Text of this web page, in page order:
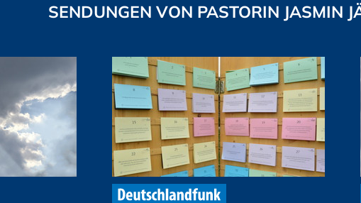
SENDUNGEN VON PASTORIN JASMIN